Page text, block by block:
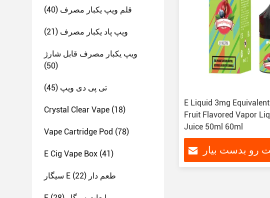
قلم ویپ یکبار مصرف (40)
ویپ پاد یکبار مصرف (21)
ویپ یکبار مصرف قابل شارژ
(50)
تی پی دی ویپ (45)
Crystal Clear Vape (18)
Vape Cartridge Pod (78)
E Cig Vape Box (41)
سیگار E طعم دار (22)
E Liquid 3mg
Fruit Flavored Vapor
Juice 50ml 60ml
رو بدست بیار